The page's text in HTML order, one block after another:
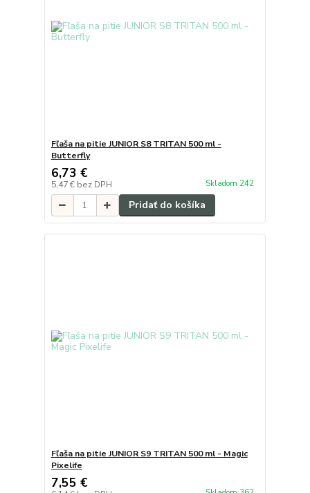
Fľaša na pitie JUNIOR S8 TRITAN 500 ml -
Butterfly
6,73 €
5,47 € bez DPH Skladom 242
Pridať do košíka
Fľaša na pitie JUNIOR S9 TRITAN 500 ml - Magic
Pixelife
7,55 €